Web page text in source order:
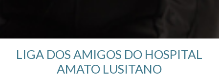
LIGA DOS AMIGOS DO HOSPITAL
AMATO LUSITANO